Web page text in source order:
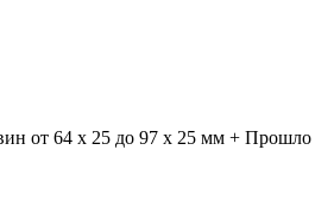
от 64 x 25 до 97 x 25 мм +